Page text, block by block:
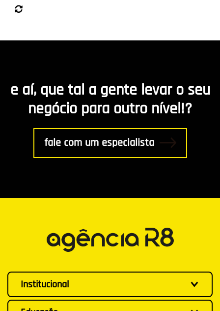
e aí, que tal a gente levar o seu
negócio para outro nível!?
fale com um especialista
Institucional